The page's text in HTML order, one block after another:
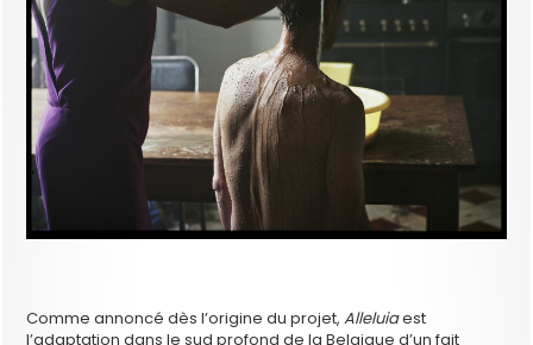
Comme annoncé dès l’origine du projet,Alleluiaest
l’adaptation dans le sud profond de la Belgique d’un fait